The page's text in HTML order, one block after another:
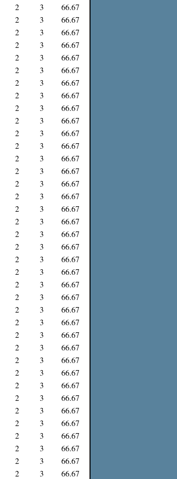
2 3
66.67
2 3
66.67
2 3
66.67
2 3
66.67
2 3
66.67
2 3
66.67
2 3
66.67
2 3
66.67
2 3
66.67
2 3
66.67
2 3
66.67
2 3
66.67
2 3
66.67
2 3
66.67
2 3
66.67
2 3
66.67
2 3
66.67
2 3
66.67
2 3
66.67
2 3
66.67
2 3
66.67
2 3
66.67
2 3
66.67
2 3
66.67
2 3
66.67
2 3
66.67
2 3
66.67
2 3
66.67
2 3
66.67
2 3
66.67
2 3
66.67
2 3
66.67
2 3
66.67
2 3
66.67
2 3
66.67
2 3
66.67
2 3
66.67
2 3
66.67